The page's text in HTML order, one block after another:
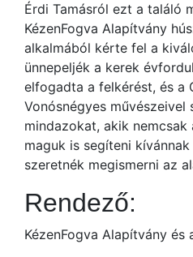
Érdi Tamásról ezt a találó
KézenFogva Alapítvány
alkalmából kérte fel a
ünnepeljék a kerek
elfogadta a felkérést, és a
Vonósnégyes művészeivel
mindazokat, akik nemcsak
maguk is segíteni
szeretnék megismerni az
Rendező:
KézenFogva Alapítvány és